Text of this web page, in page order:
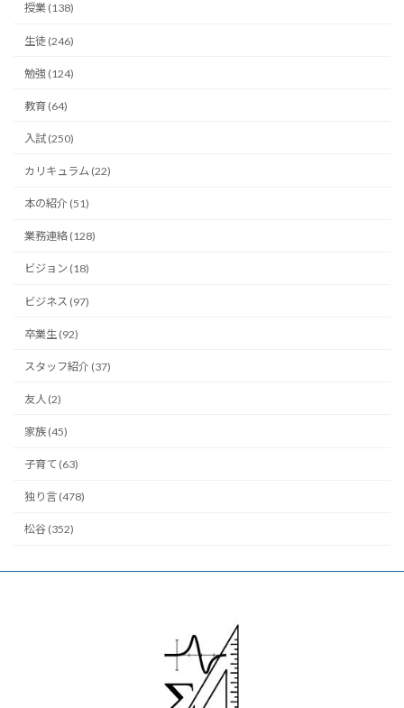
授業 (138)
生徒 (246)
勉強 (124)
教育 (64)
入試 (250)
カリキュラム (22)
本の紹介 (51)
業務連絡 (128)
ビジョン (18)
ビジネス (97)
卒業生 (92)
スタッフ紹介 (37)
友人 (2)
家族 (45)
子育て (63)
独り言 (478)
松谷 (352)